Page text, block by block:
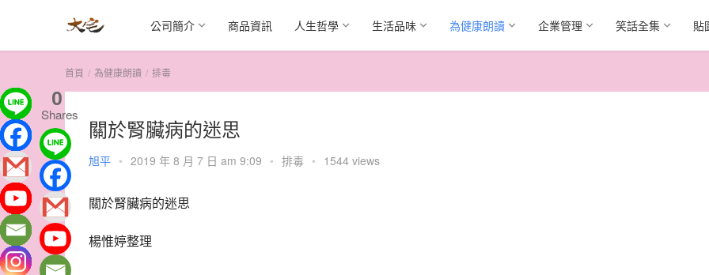
公司簡介 商品資訊 人生哲學 生活品味 為健康朗讀 企業管理 笑話全集 貼
首頁 為健康朗讀 排毒
關於腎臟病的迷思
旭平 • 2019 年 8 月 7 日 am 9:09 • 排毒 • 1544 views
關於腎臟病的迷思
楊惟婷整理
0
Shares